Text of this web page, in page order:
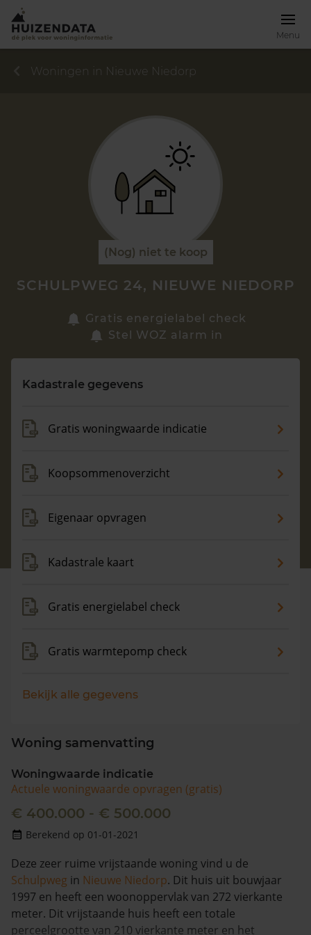
Menu
Zoek een woning
Maandag t/m vrijdag - 08:00 -18:00
Woningen in Nieuwe Niedorp
(Nog) niet te koop
SCHULPWEG 24, NIEUWE NIEDORP
Gratis energielabel check
Stel WOZ alarm in
Kadastrale gegevens
Gratis woningwaarde indicatie
Koopsommenoverzicht
Eigenaar opvragen
Kadastrale kaart
Gratis energielabel check
Gratis warmtepomp check
Bekijk alle gegevens
Woning samenvatting
Woningwaarde indicatie
Actuele woningwaarde opvragen (gratis)
€ 400.000 - € 500.000
Berekend op 01-01-2021
Deze zeer ruime vrijstaande woning vind u de
Schulpweg in Nieuwe Niedorp. Dit huis uit bouwjaar
1997 en heeft een woonoppervlak van 272 vierkante
meter. Dit vrijstaande huis heeft een totale
perceelgrootte van 210 vierkante meter en het